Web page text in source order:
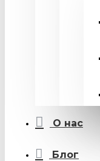
О нас
Блог